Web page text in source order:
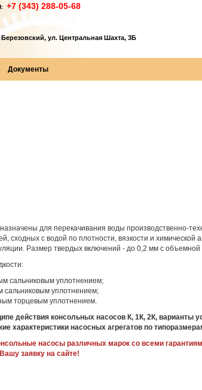
+7 (343) 288-05-68
ул. Центральная Шахта, 3Б
Документы
для перекачивания воды производственно-
сходных с водой по плотности, вязкости и химической
Размер твердых включений - до 0,2 мм с
сальниковым уплотнением;
сальниковым уплотнением;
торцевым уплотнением.
действия консольных насосов К, 1К, 2К, варианты
характеристики насосных агрегатов по
насосы различных марок со всеми
заявку на сайте!